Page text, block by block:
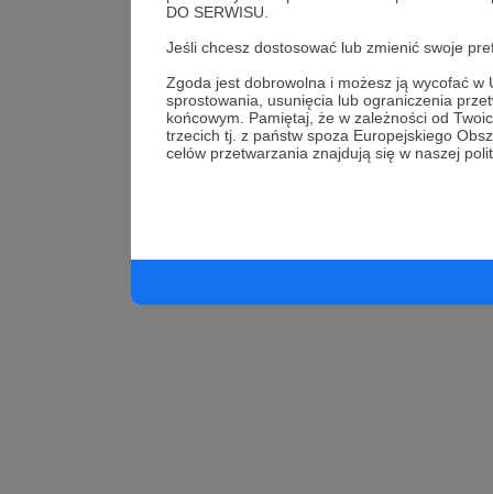
DO SERWISU.
Jeśli chcesz dostosować lub zmienić swoje
Zgoda jest dobrowolna i możesz ją wycofać w
sprostowania, usunięcia lub ograniczenia
końcowym. Pamiętaj, że w zależności od
trzecich tj. z państw spoza Europejskiego
celów przetwarzania znajdują się w naszej